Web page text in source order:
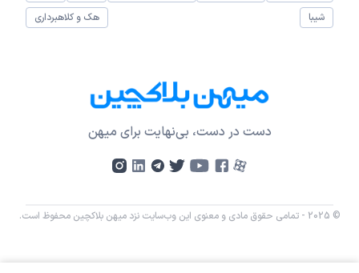
شیبا
هک و کلاهبرداری
دست در دست، بی‌نهایت برای میهن
© 2025 - تمامی حقوق مادی و معنوی این وب‌سایت نزد میهن بلاکچین محفوظ است.